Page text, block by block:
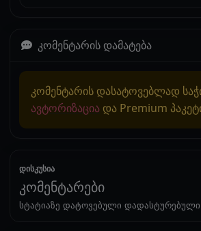
კომენტარის დამატება
კომენტარის დასატოვებლად
ავტორიზაცია და Premium
დისკუსია
კომენტარები
სტატიაზე დატოვებული დადასტურებული